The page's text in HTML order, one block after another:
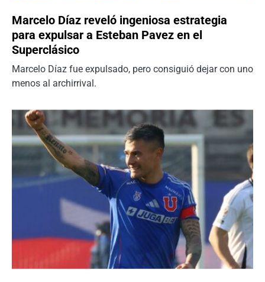
Marcelo Díaz reveló ingeniosa estrategia
para expulsar a Esteban Pavez en el
Superclásico
Marcelo Díaz fue expulsado, pero consiguió dejar con uno
menos al archirrival.